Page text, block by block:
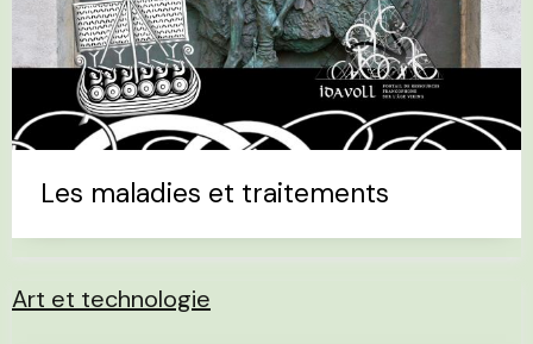
Les maladies et traitements
Art et technologie